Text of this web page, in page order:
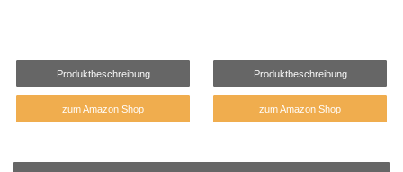
Produktbeschreibung
zum Amazon Shop
Produktbeschreibung
zum Amazon Shop